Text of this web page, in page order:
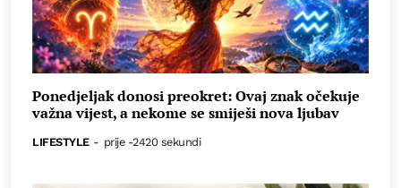
Ponedjeljak donosi preokret: Ovaj znak očekuje
važna vijest, a nekome se smiješi nova ljubav
LIFESTYLE - prije -2420 sekundi